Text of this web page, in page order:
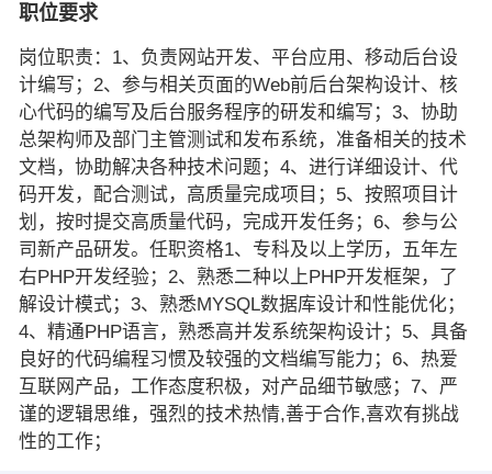
职位要求
岗位职责：1、负责网站开发、平台应用、移动后台设
计编写；2、参与相关页面的Web前后台架构设计、核
心代码的编写及后台服务程序的研发和编写；3、协助
总架构师及部门主管测试和发布系统，准备相关的技术
文档，协助解决各种技术问题；4、进行详细设计、代
码开发，配合测试，高质量完成项目；5、按照项目计
划，按时提交高质量代码，完成开发任务；6、参与公
司新产品研发。任职资格1、专科及以上学历，五年左
右PHP开发经验；2、熟悉二种以上PHP开发框架，了
解设计模式；3、熟悉MYSQL数据库设计和性能优化；
4、精通PHP语言，熟悉高并发系统架构设计；5、具备
良好的代码编程习惯及较强的文档编写能力；6、热爱
互联网产品，工作态度积极，对产品细节敏感；7、严
谨的逻辑思维，强烈的技术热情,善于合作,喜欢有挑战
性的工作；